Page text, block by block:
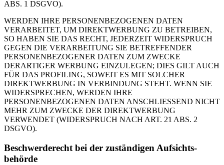
ABS. 1 DSGVO).
WERDEN IHRE PERSONENBEZOGENEN DATEN
VERARBEITET, UM DIREKTWERBUNG ZU BETREIBEN,
SO HABEN SIE DAS RECHT, JEDERZEIT WIDERSPRUCH
GEGEN DIE VERARBEITUNG SIE BETREFFENDER
PERSONENBEZOGENER DATEN ZUM ZWECKE
DERARTIGER WERBUNG EINZULEGEN; DIES GILT AUCH
FÜR DAS PROFILING, SOWEIT ES MIT SOLCHER
DIREKTWERBUNG IN VERBINDUNG STEHT. WENN SIE
WIDERSPRECHEN, WERDEN IHRE
PERSONENBEZOGENEN DATEN ANSCHLIESSEND NICHT
MEHR ZUM ZWECKE DER DIREKTWERBUNG
VERWENDET (WIDERSPRUCH NACH ART. 21 ABS. 2
DSGVO).
Beschwerde­recht bei der zuständigen Aufsichts­
behörde